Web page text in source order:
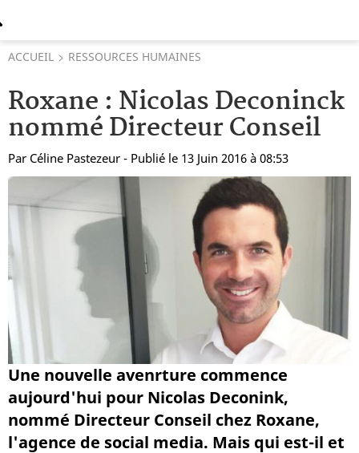
ACCUEIL RESSOURCES HUMAINES
Roxane : Nicolas Deconinck
nommé Directeur Conseil
Par Céline Pastezeur - Publié le 13 Juin 2016 à 08:53
Une nouvelle avenrture commence
aujourd'hui pour Nicolas Deconink,
nommé Directeur Conseil chez Roxane,
l'agence de social media. Mais qui est-il et